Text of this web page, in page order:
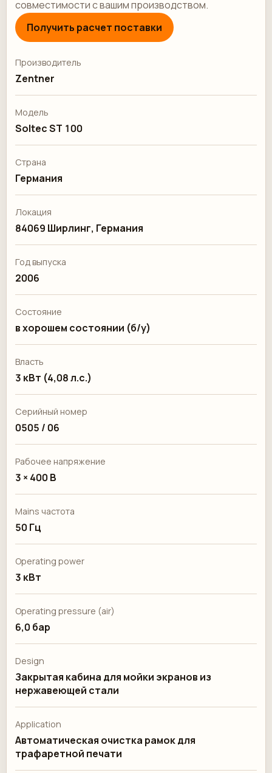
совместимости с вашим производством.
Получить расчет поставки
Производитель
Zentner
Модель
Soltec ST 100
Страна
Германия
Локация
84069 Ширлинг, Германия
Год выпуска
2006
Состояние
в хорошем состоянии (б/у)
Власть
3 кВт (4,08 л.с.)
Серийный номер
0505 / 06
Рабочее напряжение
3 × 400 В
Mains частота
50 Гц
Operating power
3 кВт
Operating pressure (air)
6,0 бар
Design
Закрытая кабина для мойки экранов из
нержавеющей стали
Application
Автоматическая очистка рамок для
трафаретной печати